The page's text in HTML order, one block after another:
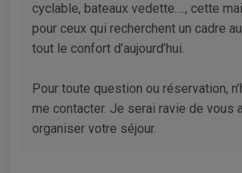
cyclable, bateaux vedette…., cette
pour ceux qui recherchent un cadre
tout le confort d’aujourd’hui.
Pour toute question ou réservation,
me contacter. Je serai ravie de vous
organiser votre séjour.